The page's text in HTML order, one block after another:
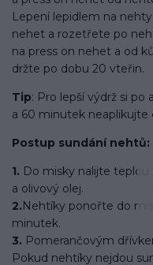
Lepení lepidlem na
nehet a rozetřete po
na press on nehet a od
držte po dobu 20 vteřin.
Tip: Pro lepší výdrž si
a 60 minutek neaplikujte
Postup sundání nehtů:
1. Do misky nalijte teplou
a olivový olej.
2.Nehtíky ponořte do
minutek.
3. Pomerančovým
Pokud nehtíky nejdou